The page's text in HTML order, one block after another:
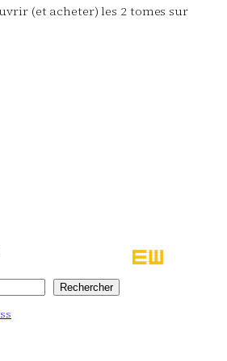
(et acheter) les 2 tomes sur
Rechercher